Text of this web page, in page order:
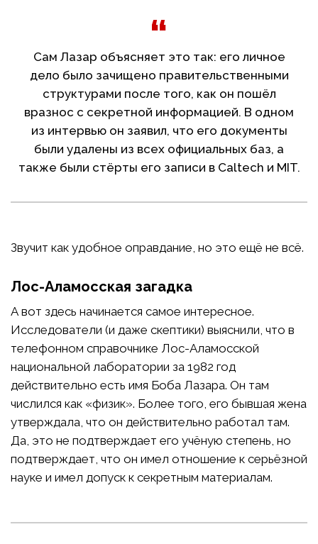
Сам Лазар объясняет это так: его личное
дело было зачищено правительственными
структурами после того, как он пошёл
вразнос с секретной информацией. В одном
из интервью он заявил, что его документы
были удалены из всех официальных баз, а
также были стёрты его записи в Caltech и MIT.
Звучит как удобное оправдание, но это ещё не всё.
Лос-Аламосская загадка
А вот здесь начинается самое интересное.
Исследователи (и даже скептики) выяснили, что в
телефонном справочнике Лос-Аламосской
национальной лаборатории за 1982 год
действительно есть имя Боба Лазара. Он там
числился как «физик». Более того, его бывшая жена
утверждала, что он действительно работал там.
Да, это не подтверждает его учёную степень, но
подтверждает, что он имел отношение к серьёзной
науке и имел допуск к секретным материалам.